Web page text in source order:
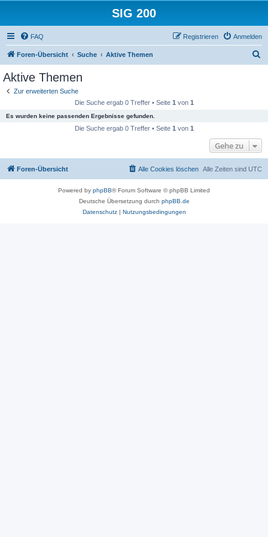
SIG 200
FAQ Anmelden
Registrieren
Foren-Übersicht Suche Aktive Themen
Aktive Themen
Zur erweiterten Suche
Die Suche ergab 0 Treffer • Seite 1 von 1
Es wurden keine passenden Ergebnisse gefunden.
Die Suche ergab 0 Treffer • Seite 1 von 1
Gehe zu
Foren-Übersicht Alle Zeiten sind UTC
Alle Cookies löschen
Powered by phpBB® Forum Software © phpBB Limited
Deutsche Übersetzung durch phpBB.de
Datenschutz| Nutzungsbedingungen